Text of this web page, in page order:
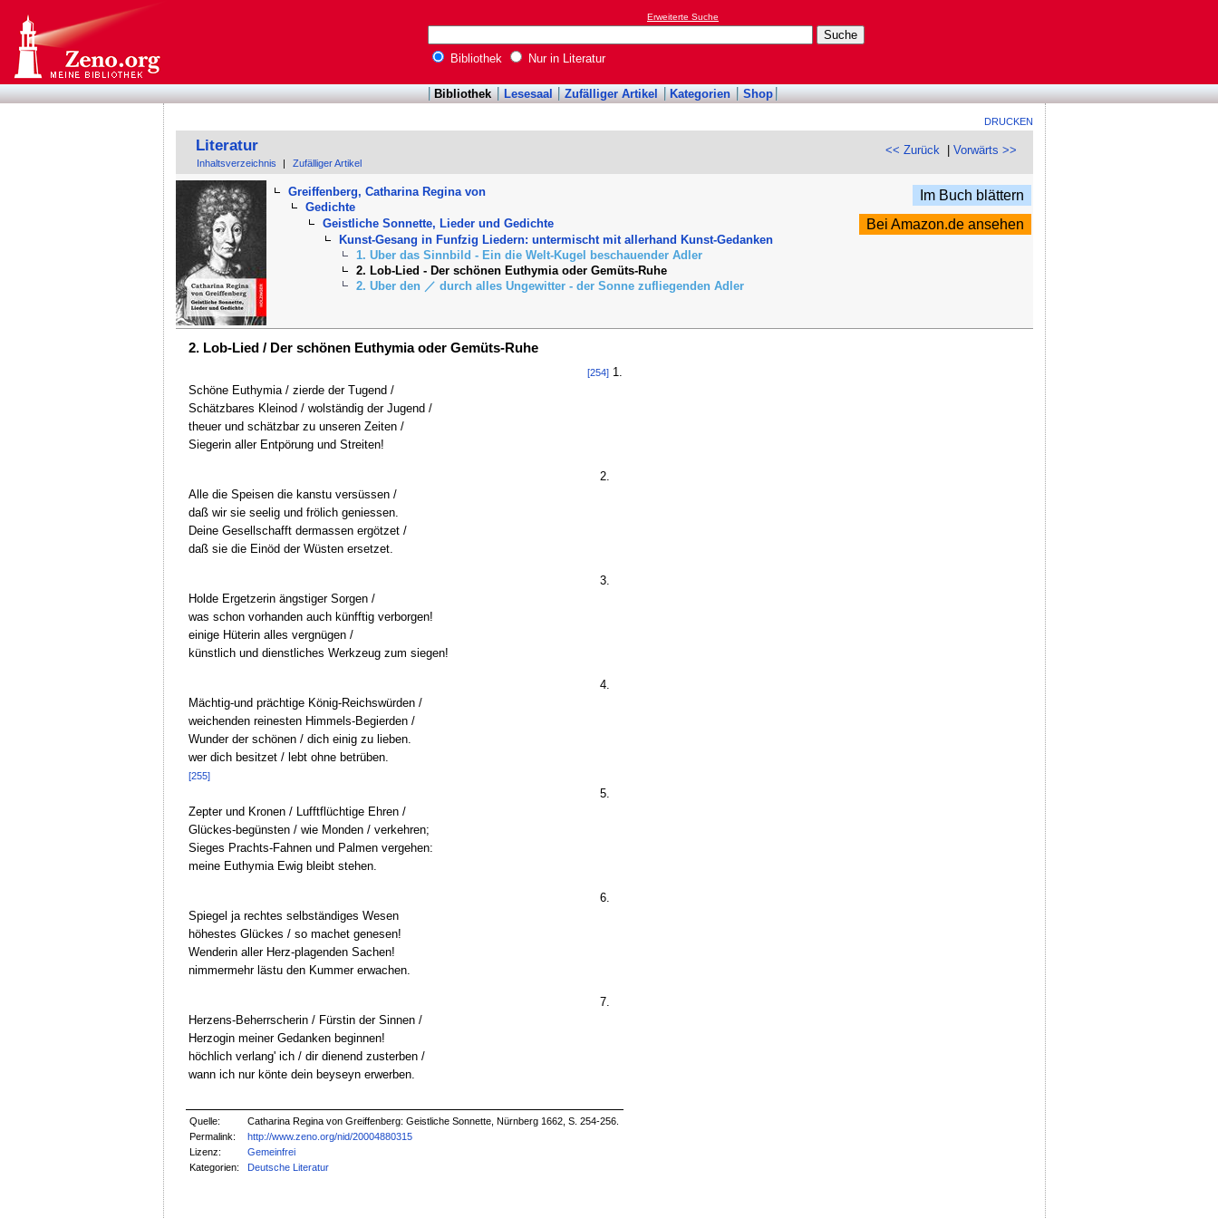
Erweiterte Suche
Bibliothek Nur in Literatur
Bibliothek Lesesaal Zufälliger Artikel Kategorien Shop
DRUCKEN
<< Zurück |Vorwärts >>
Literatur
Inhaltsverzeichnis Zufälliger Artikel
Greiffenberg, Catharina Regina von
Gedichte
Geistliche Sonnette, Lieder und Gedichte
Kunst-Gesang in Funfzig Liedern: untermischt mit allerhand Kunst-Gedanken
1. Uber das Sinnbild - Ein die Welt-Kugel beschauender Adler
2. Lob-Lied - Der schönen Euthymia oder Gemüts-Ruhe
2. Uber den ／ durch alles Ungewitter - der Sonne zufliegenden Adler
Im Buch blättern
Bei Amazon.de ansehen
2. Lob-Lied / Der schönen Euthymia oder Gemüts-Ruhe
[254]1.
Schöne Euthymia / zierde der Tugend /
Schätzbares Kleinod / wolständig der Jugend /
theuer und schätzbar zu unseren Zeiten /
Siegerin aller Entpörung und Streiten!
2.
Alle die Speisen die kanstu versüssen /
daß wir sie seelig und frölich geniessen.
Deine Gesellschafft dermassen ergötzet /
daß sie die Einöd der Wüsten ersetzet.
3.
Holde Ergetzerin ängstiger Sorgen /
was schon vorhanden auch künfftig verborgen!
einige Hüterin alles vergnügen /
künstlich und dienstliches Werkzeug zum siegen!
4.
Mächtig-und prächtige König-Reichswürden /
weichenden reinesten Himmels-Begierden /
Wunder der schönen / dich einig zu lieben.
wer dich besitzet / lebt ohne betrüben.
[255]
5.
Zepter und Kronen / Lufftflüchtige Ehren /
Glückes-begünsten / wie Monden / verkehren;
Sieges Prachts-Fahnen und Palmen vergehen:
meine Euthymia Ewig bleibt stehen.
6.
Spiegel ja rechtes selbständiges Wesen
höhestes Glückes / so machet genesen!
Wenderin aller Herz-plagenden Sachen!
nimmermehr lästu den Kummer erwachen.
7.
Herzens-Beherrscherin / Fürstin der Sinnen /
Herzogin meiner Gedanken beginnen!
höchlich verlang' ich / dir dienend zusterben /
wann ich nur könte dein beyseyn erwerben.
Quelle:
Catharina Regina von Greiffenberg: Geistliche Sonnette, Nürnberg 1662, S. 254-256.
Permalink:
http://www.zeno.org/nid/20004880315
Lizenz:
Gemeinfrei
Kategorien:
Deutsche Literatur